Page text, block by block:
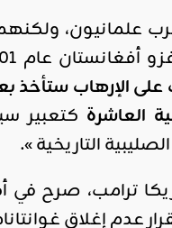
علمانيون،
صليبية »، عندما صرح من كامب ديفيد بأن «
على الإرهاب
العاشرة كتعبير
التاريخية ».
ترامب، صرح في
عدم إغلاق